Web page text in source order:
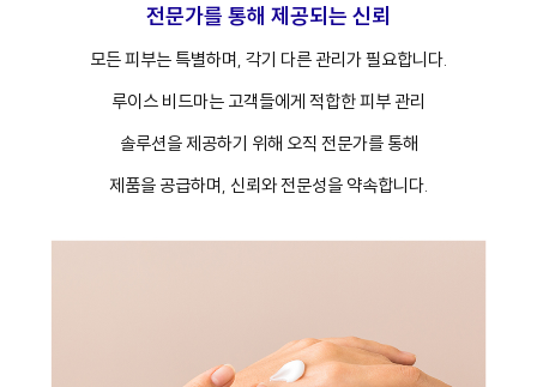
전문가를 통해 제공되는 신뢰
모든 피부는 특별하며, 각기 다른 관리가 필요합니다.
루이스 비드마는 고객들에게 적합한 피부 관리
솔루션을 제공하기 위해 오직 전문가를 통해
제품을 공급하며, 신뢰와 전문성을 약속합니다.